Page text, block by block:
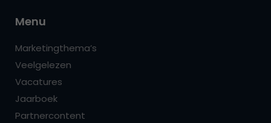
Menu
Marketingthema’s
Veelgelezen
Vacatures
Jaarboek
Partnercontent